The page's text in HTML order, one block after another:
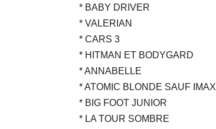
* BABY DRIVER
* VALERIAN
* CARS 3
* HITMAN ET BODYGARD
* ANNABELLE
* ATOMIC BLONDE SAUF IMAX
* BIG FOOT JUNIOR
* LA TOUR SOMBRE